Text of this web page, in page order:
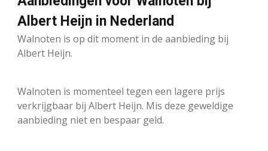
Albert Heijn in Nederland
Walnoten is op dit moment in de aanbieding bij
Albert Heijn.
Walnoten is momenteel tegen een lagere prijs
verkrijgbaar bij Albert Heijn. Mis deze geweldige
aanbieding niet en bespaar geld.